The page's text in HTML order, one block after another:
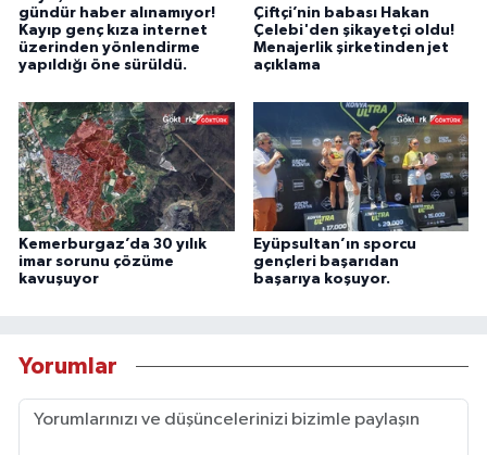
gündür haber alınamıyor!
Kayıp genç kıza internet
üzerinden yönlendirme
yapıldığı öne sürüldü.
Çiftçi’nin babası Hakan
Çelebi'den şikayetçi oldu!
Menajerlik şirketinden jet
açıklama
Kemerburgaz’da 30 yılık
imar sorunu çözüme
kavuşuyor
Eyüpsultan’ın sporcu
gençleri başarıdan
başarıya koşuyor.
Yorumlar